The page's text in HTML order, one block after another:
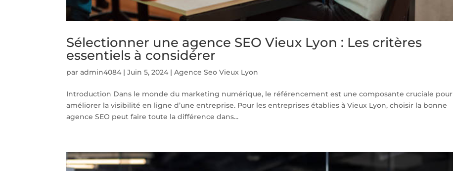
Sélectionner une agence SEO Vieux Lyon : Les critères
essentiels à considérer
paradmin4084 |Juin 5, 2024 |Agence Seo Vieux Lyon
Introduction Dans le monde du marketing numérique, le référencement est une composante cruciale pour
améliorer la visibilité en ligne d’une entreprise. Pour les entreprises établies à Vieux Lyon, choisir la bonne
agence SEO peut faire toute la différence dans...